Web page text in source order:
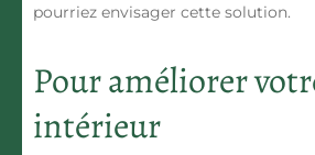
pourriez envisager cette solution.
Pour améliorer
intérieur